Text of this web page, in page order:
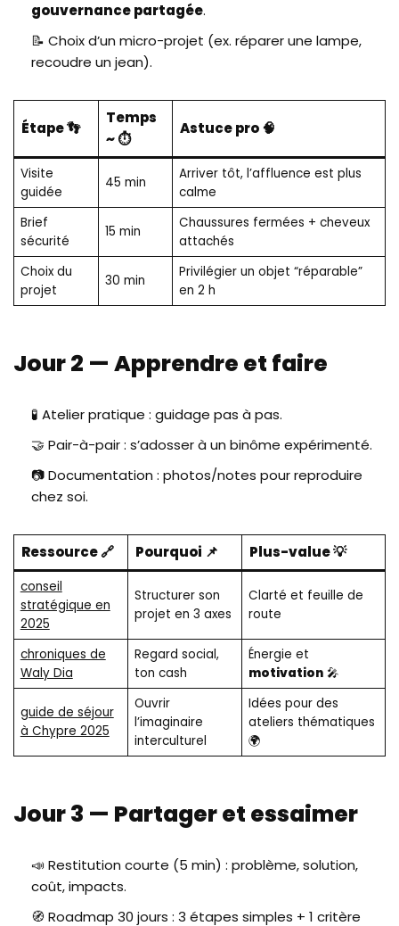
gouvernance partagée.
📝 Choix d’un micro-projet (ex. réparer une lampe,
recoudre un jean).
Étape 👣
Temps
~ ⏱️
Astuce pro 🧠
Visite
guidée
45 min
Arriver tôt, l’affluence est plus
calme
Brief
sécurité
15 min
Chaussures fermées + cheveux
attachés
Choix du
projet
30 min
Privilégier un objet “réparable”
en 2 h
Jour 2 — Apprendre et faire
🧪 Atelier pratique : guidage pas à pas.
🤝 Pair-à-pair : s’adosser à un binôme expérimenté.
📷 Documentation : photos/notes pour reproduire
chez soi.
Ressource 🔗 Pourquoi 📌 Plus-value 💡
conseil
stratégique en
2025
Structurer son
projet en 3 axes
Clarté et feuille de
route
chroniques de
Waly Dia
Regard social,
ton cash
Énergie et
motivation🎤
guide de séjour
à Chypre 2025
Ouvrir
l’imaginaire
interculturel
Idées pour des
ateliers thématiques
🌍
Jour 3 — Partager et essaimer
📣 Restitution courte (5 min) : problème, solution,
coût, impacts.
🧭 Roadmap 30 jours : 3 étapes simples + 1 critère